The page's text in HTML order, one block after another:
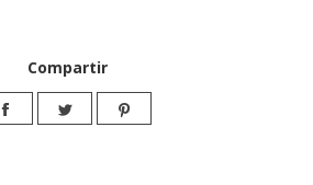
Compartir
Share
Share